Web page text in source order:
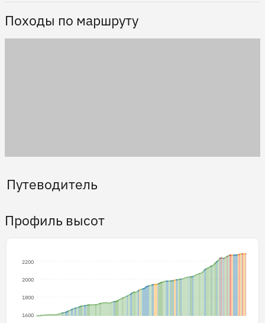
Походы по маршруту
Путеводитель
Профиль высот
1600
1800
2000
2200